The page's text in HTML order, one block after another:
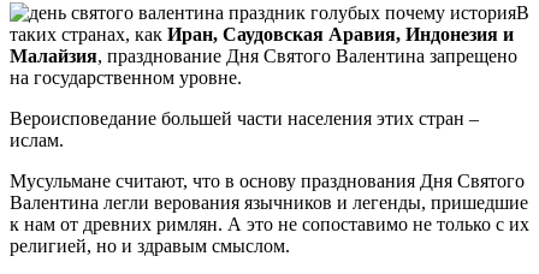
В
таких странах, как Иран, Саудовская Аравия, Индонезия и
Малайзия, празднование Дня Святого Валентина запрещено
на государственном уровне.
Вероисповедание большей части населения этих стран –
ислам.
Мусульмане считают, что в основу празднования Дня Святого
Валентина легли верования язычников и легенды, пришедшие
к нам от древних римлян. А это не сопоставимо не только с их
религией, но и здравым смыслом.